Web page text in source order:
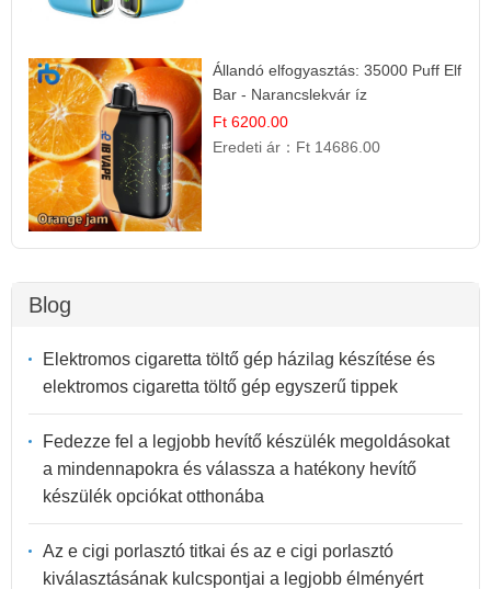
Állandó elfogyasztás: 35000 Puff Elf
Bar - Narancslekvár íz
Ft 6200.00
Eredeti ár： Ft 14686.00
Blog
Elektromos cigaretta töltő gép házilag készítése és
elektromos cigaretta töltő gép egyszerű tippek
Fedezze fel a legjobb hevítő készülék megoldásokat
a mindennapokra és válassza a hatékony hevítő
készülék opciókat otthonába
Az e cigi porlasztó titkai és az e cigi porlasztó
kiválasztásának kulcspontjai a legjobb élményért